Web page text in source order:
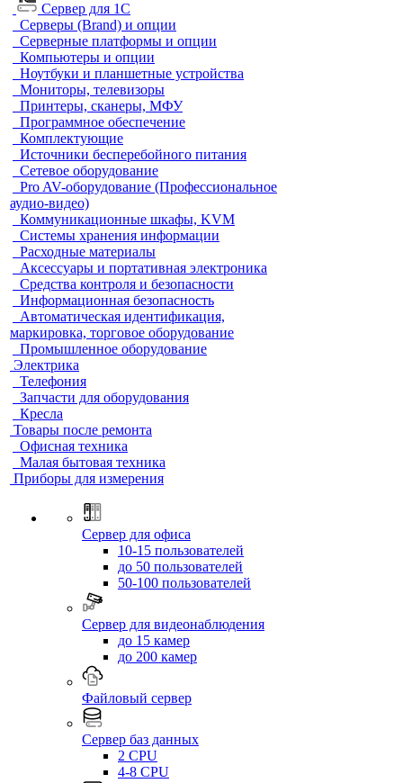
Сервер для 1С
Серверы (Brand) и опции
Серверные платформы и опции
Компьютеры и опции
Ноутбуки и планшетные устройства
Мониторы, телевизоры
Принтеры, сканеры, МФУ
Программное обеспечение
Комплектующие
Источники бесперебойного питания
Сетевое оборудование
Pro AV-оборудование (Профессиональное
аудио-видео)
Коммуникационные шкафы, KVM
Системы хранения информации
Расходные материалы
Аксессуары и портативная электроника
Средства контроля и безопасности
Информационная безопасность
Автоматическая идентификация,
маркировка, торговое оборудование
Промышленное оборудование
Электрика
Телефония
Запчасти для оборудования
Кресла
Товары после ремонта
Офисная техника
Малая бытовая техника
Приборы для измерения
Сервер для офиса
10-15 пользователей
до 50 пользователей
50-100 пользователей
Сервер для видеонаблюдения
до 15 камер
до 200 камер
Файловый сервер
Сервер баз данных
2 CPU
4-8 CPU